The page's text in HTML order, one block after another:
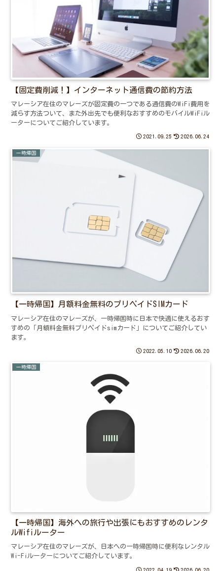
【固定費削減！】インターネット通信費の節約方法
マレーシア在住のマレーズが固定費の一つである通信費のWiFi費用を
減らす方法ついて、また外出先でも便利なおすすめのモバイルWiFiル
ーターについてご紹介しています。
2021.09.25 2026.06.24
一時帰国
【一時帰国】月額料金無料のプリペイドSIMカード
マレーシア在住のマレーズが、一時帰国時に日本で快適に使えるおす
すめの「月額料金無料プリペイドsimカード」についてご紹介してい
ます。
2022.05.10 2026.06.20
一時帰国
【一時帰国】海外への旅行や出張にもおすすめのレンタ
ルWifiルーター
マレーシア在住のマレーズが、日本への一時帰国時に便利なレンタル
Wi-Fiルーターについてご紹介しています。
2022.04.19 2026.06.20